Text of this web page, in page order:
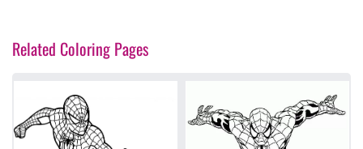
Related Coloring Pages